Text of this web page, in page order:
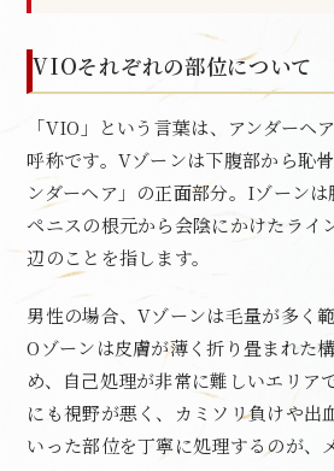
VIOそれぞれの部位について
「VIO」という言葉は、アンダーヘ
呼称です。Vゾーンは下腹部から恥
ンダーヘア」の正面部分。Iゾーン
ペニスの根元から会陰にかけたライ
辺のことを指します。
男性の場合、Vゾーンは毛量が多く
Oゾーンは皮膚が薄く折り畳まれた
め、自己処理が非常に難しいエリア
にも視野が悪く、カミソリ負けや出
いった部位を丁寧に処理するのが、